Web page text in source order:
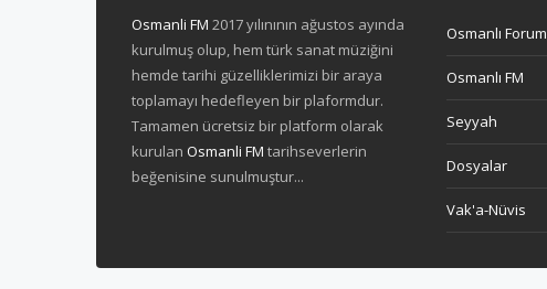
Osmanli FM 2017 yılınının ağustos ayında
kurulmuş olup, hem türk sanat müziğini
hemde tarihi güzelliklerimizi bir araya
toplamayı hedefleyen bir plaformdur.
Tamamen ücretsiz bir platform olarak
kurulan Osmanli FM tarihseverlerin
beğenisine sunulmuştur...
Osmanlı Forum
Osmanlı FM
Seyyah
Dosyalar
Vak'a-Nüvis